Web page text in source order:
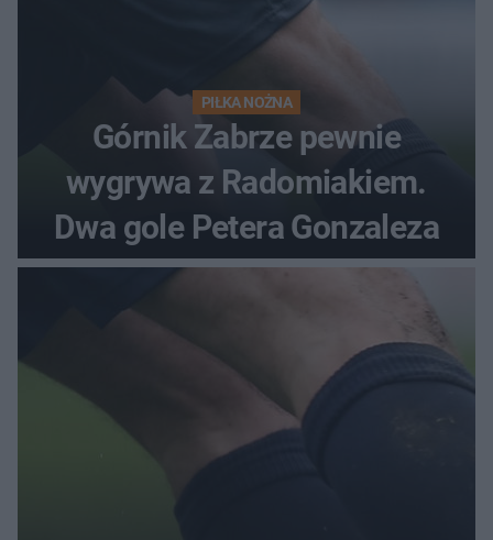
PIŁKA NOŻNA
Górnik Zabrze pewnie
wygrywa z Radomiakiem.
Dwa gole Petera Gonzaleza